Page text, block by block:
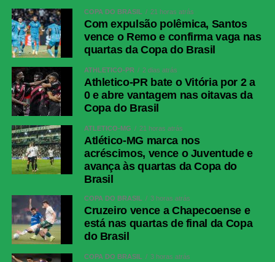
COPA DO BRASIL 21 horas atrás
Com expulsão polêmica, Santos
vence o Remo e confirma vaga nas
quartas da Copa do Brasil
ATHLETICO-PR 2 dias atrás
Athletico-PR bate o Vitória por 2 a
0 e abre vantagem nas oitavas da
Copa do Brasil
ATLÉTICO-MG 21 horas atrás
Atlético-MG marca nos
acréscimos, vence o Juventude e
avança às quartas da Copa do
Brasil
COPA DO BRASIL 3 horas atrás
Cruzeiro vence a Chapecoense e
está nas quartas de final da Copa
do Brasil
COPA DO BRASIL 3 horas atrás